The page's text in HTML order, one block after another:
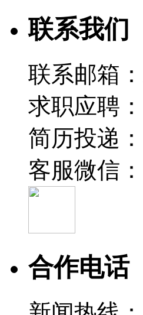
联系我们
联系邮箱
求职应聘
简历投递：
客服微信
合作电话